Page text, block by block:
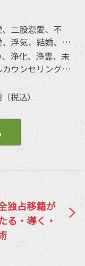
二股恋愛、不
浮気、結婚、離
、育児、教育、
経営、進路、人
相談、開運、運
人、心霊相談な
浄化、浄霊、未
ウンセリング、
ャクラ、ヒーリ
特殊占術、特殊
税込）
独占移籍が
る・導く・